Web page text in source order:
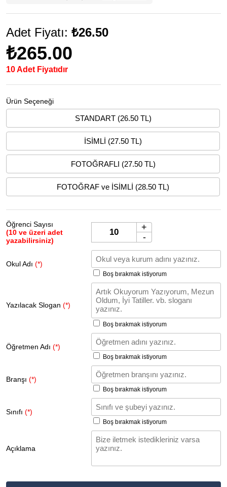
Adet Fiyatı: ₺26.50
₺265.00
10 Adet Fiyatıdır
Ürün Seçeneği
STANDART (26.50 TL)
İSİMLİ (27.50 TL)
FOTOĞRAFLI (27.50 TL)
FOTOĞRAF ve İSİMLİ (28.50 TL)
Öğrenci Sayısı
(10 ve üzeri adet
yazabilirsiniz)
+
-
Okul Adı (*)
Boş bırakmak istiyorum
Yazılacak Slogan (*)
Boş bırakmak istiyorum
Öğretmen Adı (*)
Boş bırakmak istiyorum
Branşı (*)
Boş bırakmak istiyorum
Sınıfı (*)
Boş bırakmak istiyorum
Açıklama